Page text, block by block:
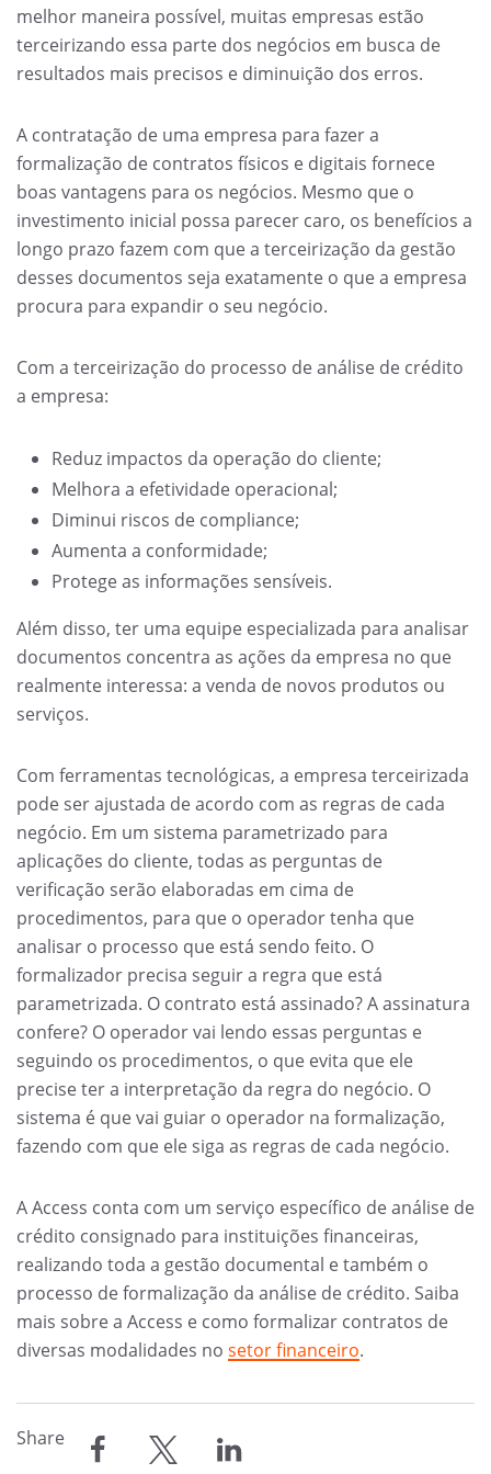
Share
melhor maneira possível, muitas empresas estão
terceirizando essa parte dos negócios em busca de
resultados mais precisos e diminuição dos erros.
A contratação de uma empresa para fazer a
formalização de contratos físicos e digitais fornece
boas vantagens para os negócios. Mesmo que o
investimento inicial possa parecer caro, os benefícios a
longo prazo fazem com que a terceirização da gestão
desses documentos seja exatamente o que a empresa
procura para expandir o seu negócio.
Com a terceirização do processo de análise de crédito
a empresa:
Reduz impactos da operação do cliente;
Melhora a efetividade operacional;
Diminui riscos de compliance;
Aumenta a conformidade;
Protege as informações sensíveis.
Além disso, ter uma equipe especializada para analisar
documentos concentra as ações da empresa no que
realmente interessa: a venda de novos produtos ou
serviços.
Com ferramentas tecnológicas, a empresa terceirizada
pode ser ajustada de acordo com as regras de cada
negócio. Em um sistema parametrizado para
aplicações do cliente, todas as perguntas de
verificação serão elaboradas em cima de
procedimentos, para que o operador tenha que
analisar o processo que está sendo feito. O
formalizador precisa seguir a regra que está
parametrizada. O contrato está assinado? A assinatura
confere? O operador vai lendo essas perguntas e
seguindo os procedimentos, o que evita que ele
precise ter a interpretação da regra do negócio. O
sistema é que vai guiar o operador na formalização,
fazendo com que ele siga as regras de cada negócio.
A Access conta com um serviço específico de análise de
crédito consignado para instituições financeiras,
realizando toda a gestão documental e também o
processo de formalização da análise de crédito. Saiba
mais sobre a Access e como formalizar contratos de
diversas modalidades no setor financeiro.